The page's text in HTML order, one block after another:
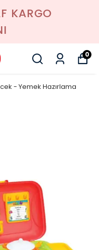
KARGO
0
- Yemek Hazırlama